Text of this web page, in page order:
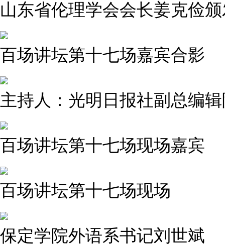
山东省伦理学会会长姜克俭
百场讲坛第十七场嘉宾合影
主持人：光明日报社副总编
百场讲坛第十七场现场嘉宾
百场讲坛第十七场现场
保定学院外语系书记刘世斌